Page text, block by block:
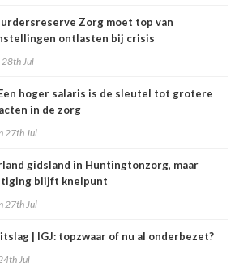
Zorg moet top van
ontlasten bij crisis
28th Jul
hoger salaris is de sleutel tot grotere
in de zorg
27th Jul
gidsland in Huntingtonzorg, maar
blijft knelpunt
27th Jul
| IGJ: topzwaar of nu al onderbezet?
Jul